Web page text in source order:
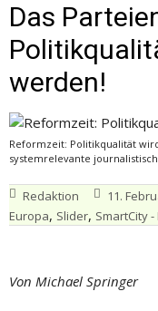
Das
werden!
Reformzeit: Politikqualität
systemrelevante
Redaktion 11.
Europa, Slider, SmartCity
Von Michael Springer